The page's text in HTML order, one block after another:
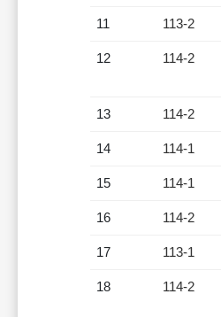
11 113-2
12 114-2
13 114-2
14 114-1
15 114-1
16 114-2
17 113-1
18 114-2